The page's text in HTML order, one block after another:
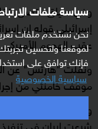
سياسة ملفات
نحن نستخدم ملفات
لموقعنا ولتحسين
فإنك توافق على
سياسية الخصوصية
وفي سياق متصل،
إسرائيلي قوله إن
عقب الهجوم الأميركي
ونقلت "هآرتس" عن
موقف خامنئي من
ولم يستبعد المصدر
شرعت إيران في تنفيذ